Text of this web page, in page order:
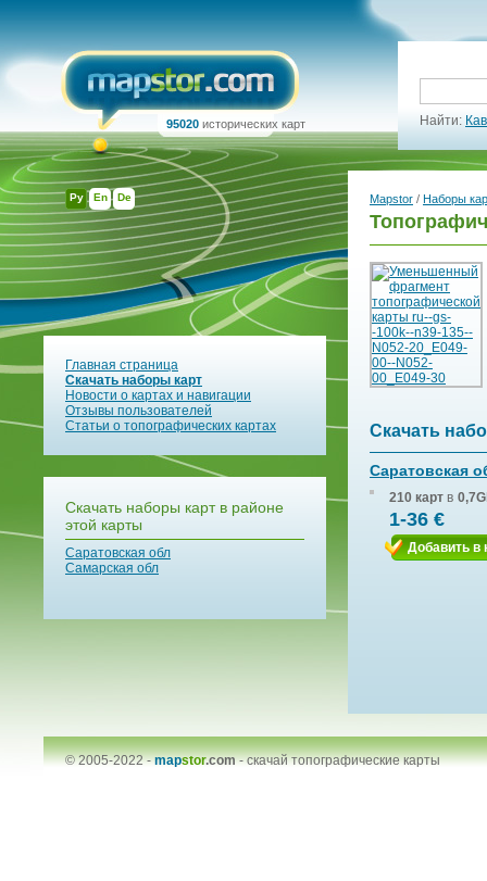
Ру En De
95020 исторических карт Найти:
Главная страница
Скачать наборы карт
Новости о картах и навигации
Отзывы пользователей
Статьи о топографических картах
Скачать наборы карт в районе
этой карты
Саратовская обл
Самарская обл
Mapstor / Наборы
Скачать
Саратовская
210 карт в
1-36 €
Добавить в
© 2005-2022 -mapstor.com-скачай топографические карты